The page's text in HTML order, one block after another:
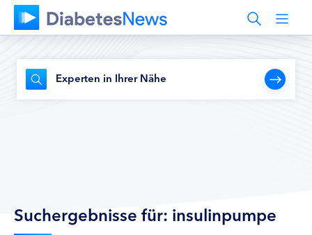
Experten in Ihrer Nähe
Suchergebnisse für: insulinpumpe